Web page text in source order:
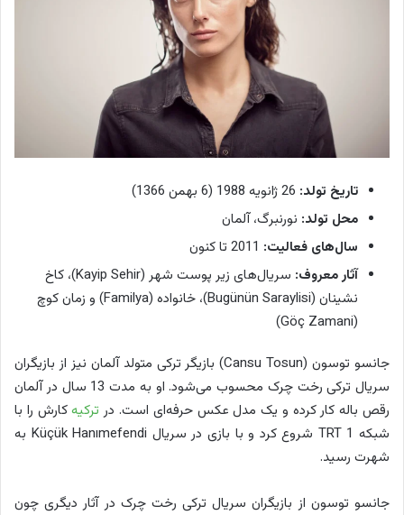
تاریخ تولد:
محل تولد: نورنبرگ، آلمان
سال‌های فعالیت:
آثار معروف:
سریال‌های زیر پوست شهر (Kayip Sehir)، کاخ
نشینان (Bugünün Saraylisi)، خانواده (Familya) و زمان کوچ
(Göç Zamani)
جانسو توسون (Cansu Tosun) بازیگر ترکی متولد آلمان نیز از بازیگران
سریال ترکی رخت چرک محسوب می‌شود. او به مدت 13 سال در آلمان
رقص باله کار کرده و یک مدل عکس حرفه‌ای است. در ترکیهکارش را با
شبکه TRT 1 شروع کرد و با بازی در سریال Küçük Hanımefendi به
شهرت رسید.
جانسو توسون از بازیگران سریال ترکی رخت چرک در آثار دیگری چون